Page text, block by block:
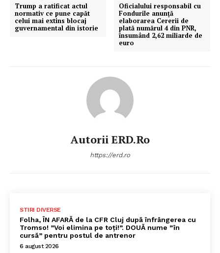
Trump a ratificat actul
normativ ce pune capăt
celui mai extins blocaj
guvernamental din istorie
Oficialului responsabil cu
Fondurile anunță
elaborarea Cererii de
plată numărul 4 din PNR,
însumând 2,62 miliarde de
euro
Autorii ERD.ro
https://erd.ro
STIRI DIVERSE
Folha, ÎN AFARĂ de la CFR Cluj după înfrângerea cu
Tromso! ”Voi elimina pe toți!”. DOUĂ nume ”în
cursă” pentru postul de antrenor
6 august 2026